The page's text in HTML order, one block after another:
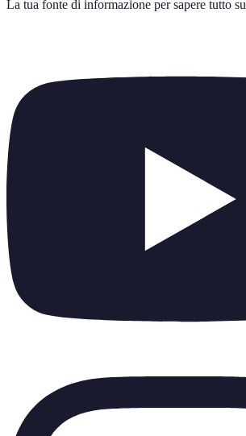
La tua fonte di informazione per sapere tutto su